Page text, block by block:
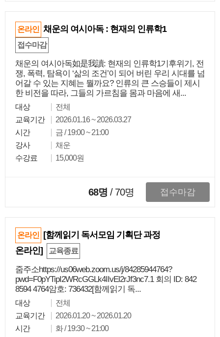
온라인 채운의 여시아독 : 현재의 인류학1
접수마감
채운의 여시아독如是我讀: 현재의 인류학1기후위기, 전
쟁, 폭력, 탐욕이 ‘삶의 조건’이 되어 버린 우리 시대를 넘
어갈 수 있는 지혜는 뭘까요? 인류의 큰 스승들이 제시
한 비전을 따라, 그들의 가르침을 몸과 마음에 새...
대상
전체
교육기간
2026.01.16 ~ 2026.03.27
시간
금 / 19:00 ~ 21:00
강사
채운
수강료
15,000원
68명 / 70명 접수마감
온라인
[함께읽기 독서모임 기획단 과정
온라인]
교육종료
줌주소https://us06web.zoom.us/j/84285944764?
pwd=F0pYTipI2WRcGGLk4IIvEl2rJf3nc7.1 회의 ID: 842
8594 4764암호: 736432[함께읽기 독...
대상
전체
교육기간
2026.01.20 ~ 2026.01.20
시간
화 / 19:30 ~ 21:00